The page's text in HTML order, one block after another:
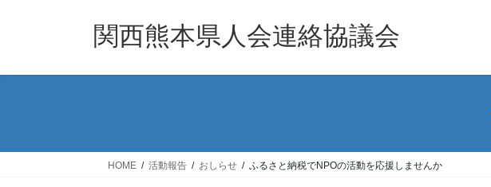
関西熊本県人会連絡協議会
HOME 活動報告 おしらせ ふるさと納税でNPOの活動を応援しませんか